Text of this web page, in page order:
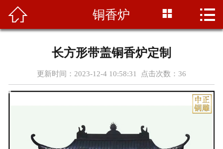
 首页
新闻资讯
工程案例
 铜香炉  
长方形带盖铜香炉定制
更新时间：2023-12-4 10:58:31 点击次数： 36